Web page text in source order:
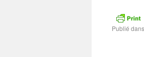
Publié dans